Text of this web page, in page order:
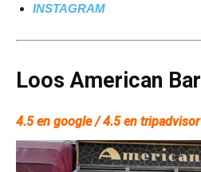
INSTAGRAM
Loos American Bar
4.5 en google / 4.5 en tripadvisor